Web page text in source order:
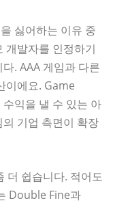
싫어하는 이유 중
개발자를 인정하기
. AAA 게임과 다른
이에요. Game
익을 낼 수 있는 아
기업 측면이 확장
더 쉽습니다. 적어도
Double Fine과